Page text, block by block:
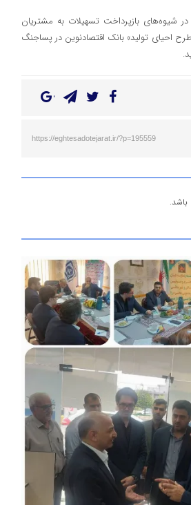
شیوه‌های بازپرداخت تسهیلات به مشتریان
احیای تولید» بانک اقتصادنوین در پساجنگ
https://eghtesadotejarat.ir/?p=195559